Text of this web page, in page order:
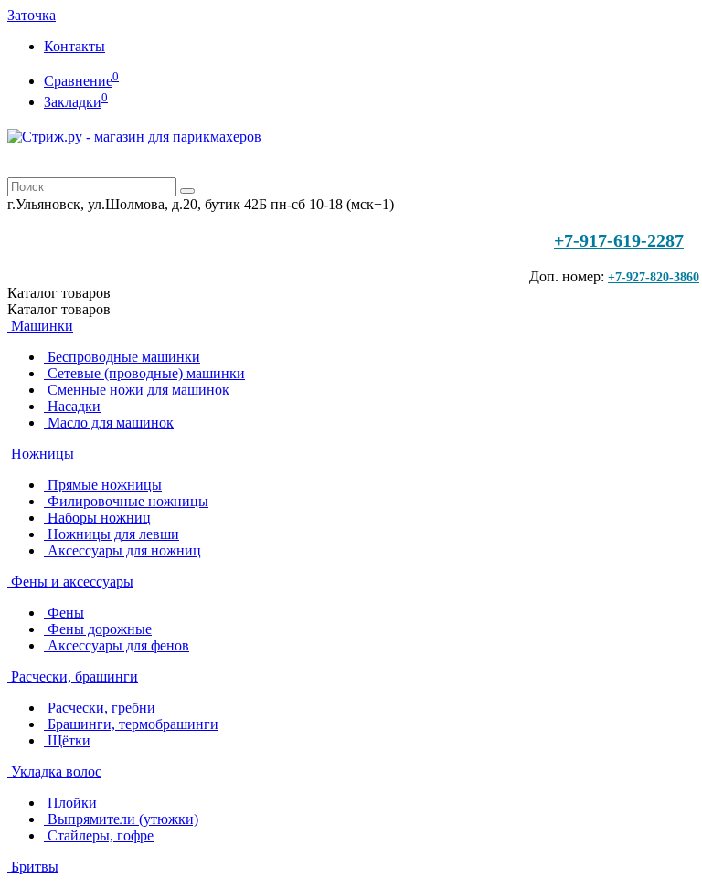
Заточка
Контакты
Сравнение0
Закладки0
г.Ульяновск, ул.Шолмова, д.20, бутик 42Б пн-сб 10-18 (мск+1)
+7-917-619-2287
Доп. номер: +7-927-820-3860
Каталог товаров
Каталог товаров
Машинки
Беспроводные машинки
Сетевые (проводные) машинки
Сменные ножи для машинок
Насадки
Масло для машинок
Ножницы
Прямые ножницы
Филировочные ножницы
Наборы ножниц
Ножницы для левши
Аксессуары для ножниц
Фены и аксессуары
Фены
Фены дорожные
Аксессуары для фенов
Расчески, брашинги
Расчески, гребни
Брашинги, термобрашинги
Щётки
Укладка волос
Плойки
Выпрямители (утюжки)
Стайлеры, гофре
Бритвы